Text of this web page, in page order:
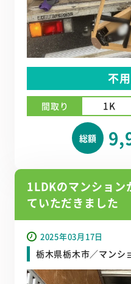
不
間取り 1K
総額
1LDKのマンション
ていただきました
2025年03月17日
栃木県栃木市／マンシ